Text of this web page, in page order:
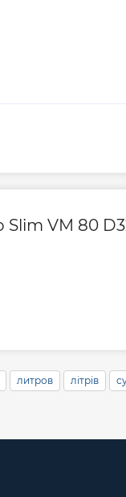
VM 80
литров літрів